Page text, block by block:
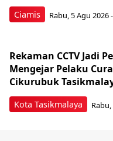
Ciamis Rabu, 5 Agu 2026
Kota Tasikmalaya
Rekaman CCTV Jadi
Mengejar Pelaku
Cikurubuk